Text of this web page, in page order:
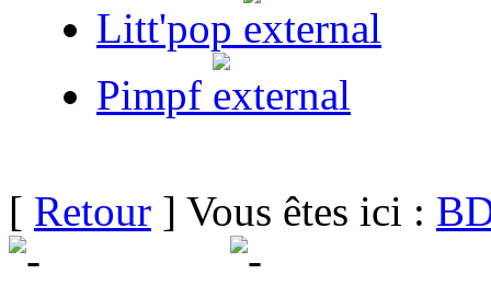
Litt'pop
Pimpf
[ Retour ] Vous êtes ici :